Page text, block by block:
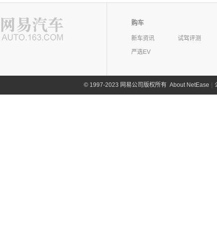
购车
新车资讯
试驾评测
严选EV
©1997-2023 网易公司版权所有 About NetEase